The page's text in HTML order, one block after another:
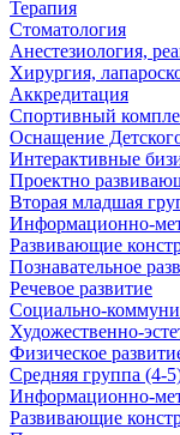
Терапия
Стоматология
Анестезиология,
Хирургия,
Аккредитация
Спортивный
Оснащение
Интерактивные
Проектно
Вторая младшая
Информационно-
Развивающие
Познавательное
Речевое развитие
Социально-
Художественно-
Физическое
Средняя группа (4-
Информационно-
Развивающие